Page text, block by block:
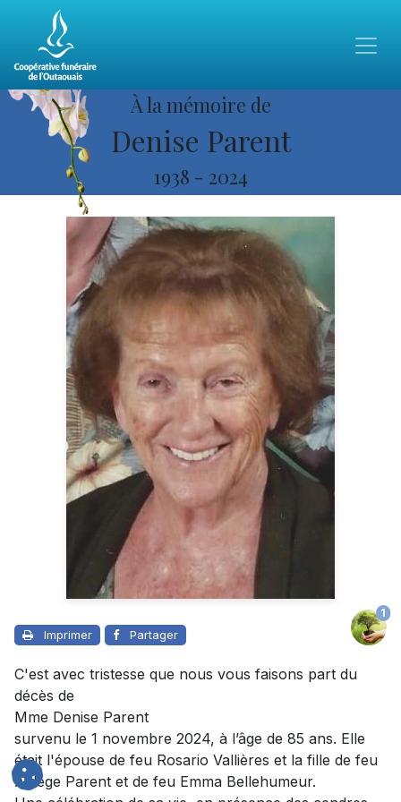
À la mémoire de
Denise Parent
1938 - 2024
Imprimer Partager
1
C'est avec tristesse que nous vous faisons part du
décès de
Mme Denise Parent
survenu le 1 novembre 2024, à l’âge de 85 ans. Elle
était l'épouse de feu Rosario Vallières et la fille de feu
Aldège Parent et de feu Emma Bellehumeur.